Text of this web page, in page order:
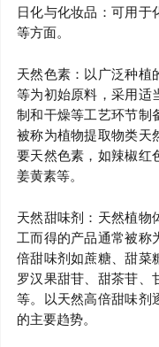
日化与化妆品：可用于
等方面。
天然色素：以广泛种植
等为初始原料，采用适
制和干燥等工艺环节制
被称为植物提取物类天
要天然色素，如辣椒红
姜黄素等。
天然甜味剂：天然植物
工而得的产品通常被称
倍甜味剂如蔗糖、甜菜
罗汉果甜苷、甜茶苷、
等。以天然高倍甜味剂
的主要趋势。